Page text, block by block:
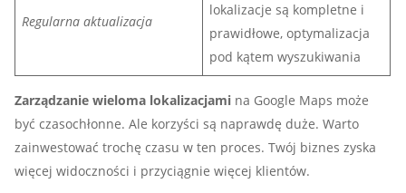
Regularna aktualizacja
lokalizacje są kompletne i
prawidłowe, optymalizacja
pod kątem wyszukiwania
Zarządzanie wieloma lokalizacjami na Google Maps może
być czasochłonne. Ale korzyści są naprawdę duże. Warto
zainwestować trochę czasu w ten proces. Twój biznes zyska
więcej widoczności i przyciągnie więcej klientów.